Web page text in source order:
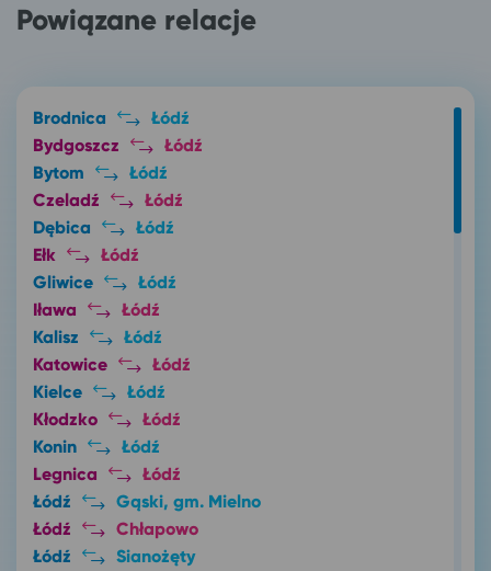
Powiązane relacje
Brodnica
Łódź
Bydgoszcz
Łódź
Bytom
Łódź
Czeladź
Łódź
Dębica
Łódź
Ełk
Łódź
Gliwice
Łódź
Iława
Łódź
Kalisz
Łódź
Katowice
Łódź
Kielce
Łódź
Kłodzko
Łódź
Konin
Łódź
Legnica
Łódź
Łódź
Gąski, gm. Mielno
Łódź
Chłapowo
Łódź
Sianożęty